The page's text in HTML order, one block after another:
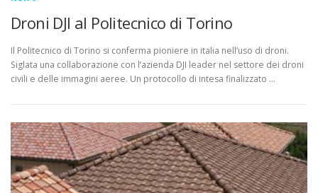
Droni DJI al Politecnico di Torino
Il Politecnico di Torino si conferma pioniere in italia nell’uso di droni.
Siglata una collaborazione con l’azienda DJI leader nel settore dei droni
civili e delle immagini aeree. Un protocollo di intesa finalizzato …